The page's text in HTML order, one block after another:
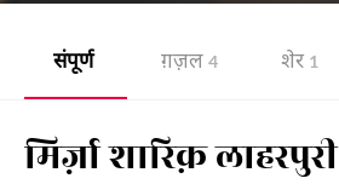
संपूर्ण ग़ज़ल 4 शेर 1
मिर्ज़ा शारिक़ लाहरपुरी